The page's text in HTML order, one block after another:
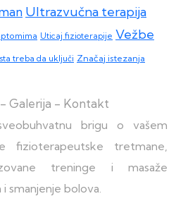
Ultrazvučna terapija
Uticaj fizioterapije Vežbe
treba da uključi Značaj istezanja
brigu o vašem
fizioterapeutske tretmane,
treninge i masaže
i smanjenje bolova.